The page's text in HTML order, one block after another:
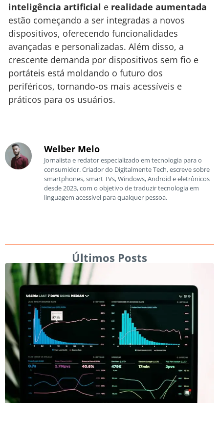
inteligência artificial e realidade aumentada
estão começando a ser integradas a novos
dispositivos, oferecendo funcionalidades
avançadas e personalizadas. Além disso, a
crescente demanda por dispositivos sem fio e
portáteis está moldando o futuro dos
periféricos, tornando-os mais acessíveis e
práticos para os usuários.
Welber Melo
Jornalista e redator especializado em tecnologia para o
consumidor. Criador do Digitalmente Tech, escreve sobre
smartphones, smart TVs, Windows, Android e eletrônicos
desde 2023, com o objetivo de traduzir tecnologia em
linguagem acessível para qualquer pessoa.
Últimos Posts